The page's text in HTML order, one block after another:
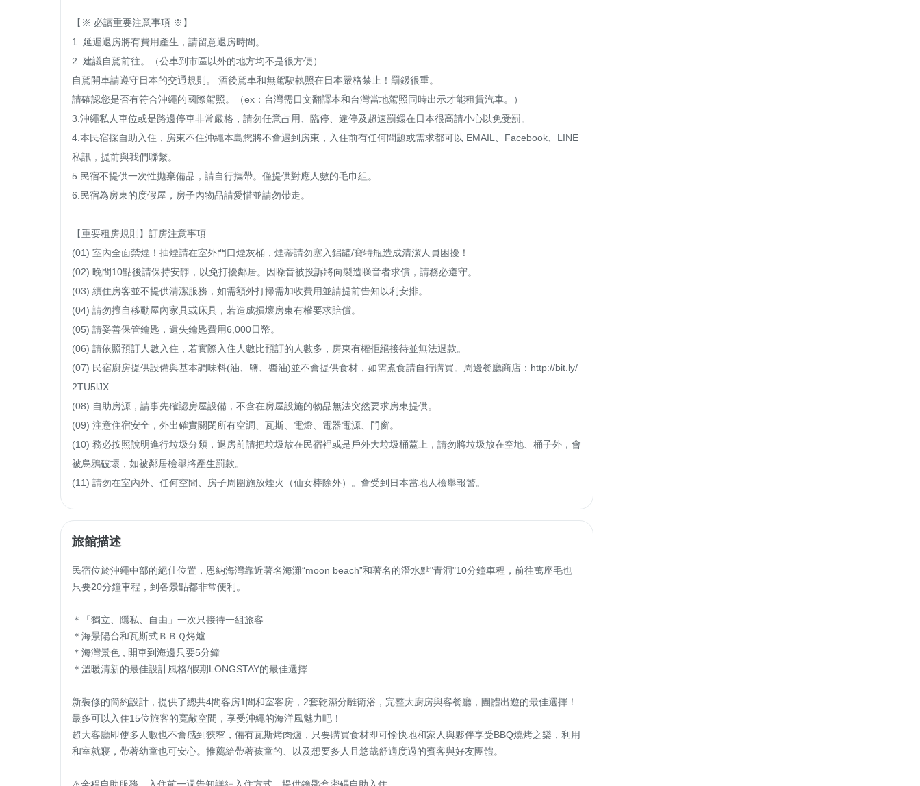
【※ 必讀重要注意事項 ※】
1. 延遲退房將有費用產生，請留意退房時間。
2. 建議自駕前往。（公車到市區以外的地方均不是很方便）
自駕開車請遵守日本的交通規則。 酒後駕車和無駕駛執照在日本嚴格禁止！罰鍰很重。
請確認您是否有符合沖繩的國際駕照。（ex：台灣需日文翻譯本和台灣當地駕照同時出示才能租賃汽車。）
3.沖繩私人車位或是路邊停車非常嚴格，請勿任意占用、臨停、違停及超速罰鍰在日本很高請小心以免受罰。
4.本民宿採自助入住，房東不住沖繩本島您將不會遇到房東，入住前有任何問題或需求都可以 EMAIL、Facebook、LINE
私訊，提前與我們聯繫。
5.民宿不提供一次性拋棄備品，請自行攜帶。僅提供對應人數的毛巾組。
6.民宿為房東的度假屋，房子內物品請愛惜並請勿帶走。
【重要租房規則】訂房注意事項
(01) 室內全面禁煙！抽煙請在室外門口煙灰桶，煙蒂請勿塞入鋁罐/寶特瓶造成清潔人員困擾！
(02) 晚間10點後請保持安靜，以免打擾鄰居。因噪音被投訴將向製造噪音者求償，請務必遵守。
(03) 續住房客並不提供清潔服務，如需額外打掃需加收費用並請提前告知以利安排。
(04) 請勿擅自移動屋內家具或床具，若造成損壞房東有權要求賠償。
(05) ​請妥善保管鑰匙，遺失鑰匙費用6,000日幣。
(06) 請依照預訂人數入住，若實際入住人數比預訂的人數多，房東有權拒絕接待並無法退款。
(07) 民宿廚房提供設備與基本調味料(油、鹽、醬油)並不會提供食材，如需煮食請自行購買。周邊餐廳商店：http://bit.ly/
2TU5lJX
(08) 自助房源，請事先確認房屋設備，不含在房屋設施的物品無法突然要求房東提供。
(09) 注意住宿安全，外出確實關閉所有空調、瓦斯、電燈、電器電源、門窗。
(10) 務必按照說明進行垃圾分類，退房前請把垃圾放在民宿裡或是戶外大垃圾桶蓋上，請勿將垃圾放在空地、桶子外，會
被烏鴉破壞，如被鄰居檢舉將產生罰款。
(11) 請勿在室內外、任何空間、房子周圍施放煙火（仙女棒除外）。會受到日本當地人檢舉報警。
旅館描述
民宿位於沖繩中部的絕佳位置，恩納海灣靠近著名海灘“moon beach”和著名的潛水點"青洞"10分鐘車程，前往萬座毛也
只要20分鐘車程，到各景點都非常便利。
＊「獨立、隱私、自由」一次只接待一組旅客
＊海景陽台和瓦斯式ＢＢＱ烤爐
＊海灣景色 , 開車到海邊只要5分鐘
＊溫暖清新的最佳設計風格/假期LONGSTAY的最佳選擇
新裝修的簡約設計，提供了總共4間客房1間和室客房，2套乾濕分離衛浴，完整大廚房與客餐廳，團體出遊的最佳選擇！
最多可以入住15位旅客的寬敞空間，享受沖繩的海洋風魅力吧！
超大客廳即使多人數也不會感到狹窄，備有瓦斯烤肉爐，只要購買食材即可愉快地和家人與夥伴享受BBQ燒烤之樂，利用
和室就寢，帶著幼童也可安心。推薦給帶著孩童的、以及想要多人且悠哉舒適度過的賓客與好友團體。
⚠️全程自助服務，入住前一週告知詳細入住方式，提供鑰匙盒密碼自助入住。